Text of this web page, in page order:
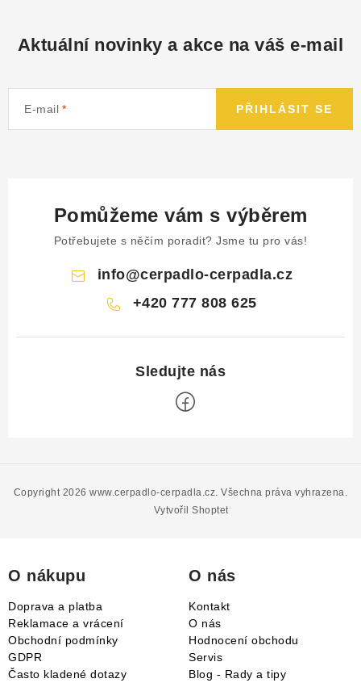
Aktuální novinky a akce na váš e-mail
E-mail PŘIHLÁSIT SE
Pomůžeme vám s výběrem
Potřebujete s něčím poradit? Jsme tu pro vás!
info@cerpadlo-cerpadla.cz
+420 777 808 625
Vytvořil Shoptet
Copyright 2026www.cerpadlo-cerpadla.cz. Všechna práva vyhrazena.
O nákupu
Doprava a platba
Reklamace a vrácení
Obchodní podmínky
GDPR
Často kladené dotazy
O nás
Kontakt
O nás
Hodnocení obchodu
Servis
Blog - Rady a tipy